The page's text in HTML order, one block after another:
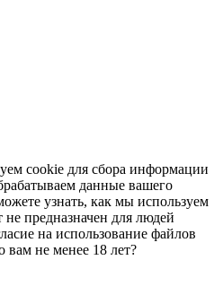
cookie для сбора информации
данные вашего
узнать, как мы используем
предназначен для людей
на использование файлов
вам не менее 18 лет?